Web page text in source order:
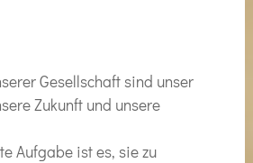
Gesellschaft sind unser
Zukunft und unsere
Aufgabe ist es, sie zu